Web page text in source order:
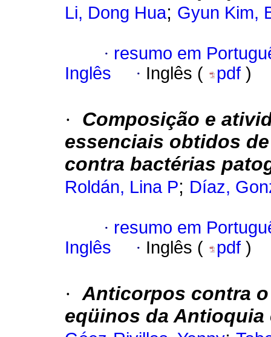
Li, Dong Hua; Gyun Kim,
· resumo em
Inglês
· Inglês ( pdf )
·
Composição e
essenciais obtidos
contra bactérias
Roldán, Lina P; Díaz,
· resumo em
Inglês
· Inglês ( pdf )
· Anticorpos contra
eqüinos da Antioquia